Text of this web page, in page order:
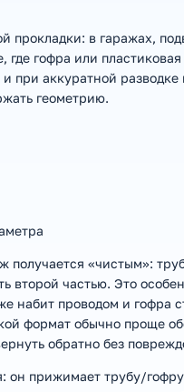
прокладки: в гаражах,
гофра или
при аккуратной разводке
геометрию.
получается «чистым»:
частью. Это
набит проводом и гофра
формат обычно проще
обратно без
он прижимает трубу/